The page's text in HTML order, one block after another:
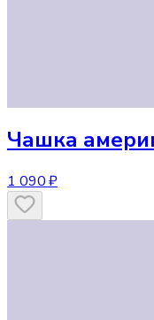
Чашка
1 090 ₽